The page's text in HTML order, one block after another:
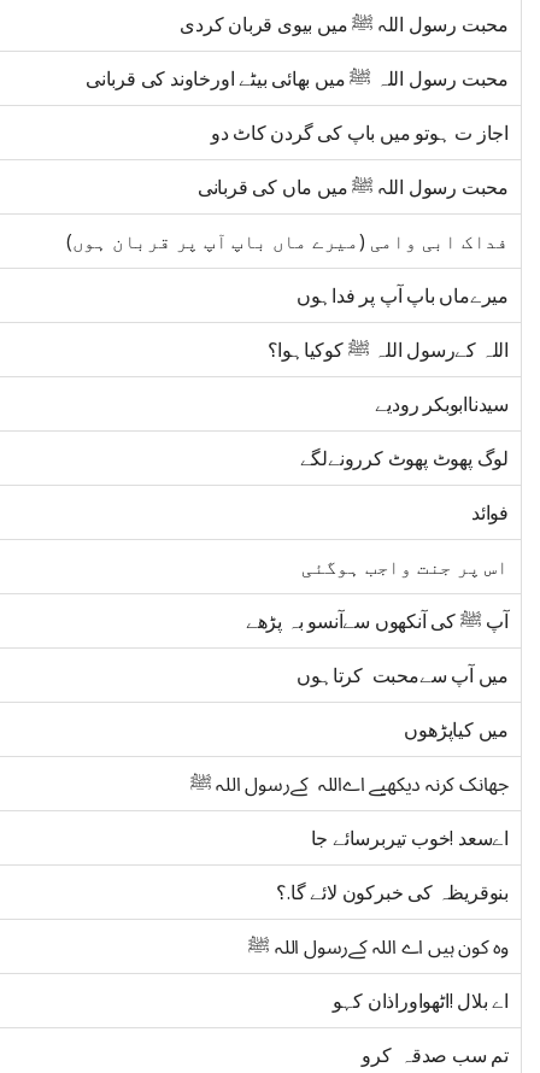
محبت رسول اللہ ﷺ میں بیوی قربان کردی
محبت رسول اللہ ﷺ میں بھائی بیٹے اورخاوند کی قربانی
اجاز ت ہوتو میں باپ کی گردن کاٹ دو
محبت رسول اللہ ﷺ میں ماں کی قربانی
فداک ابی وامی (میرے ماں باپ آپ پر قربان ہوں)
میرےماں باپ آپ پر فداہوں
اللہ کےرسول اللہ ﷺ کوکیاہوا؟
سیدناابوبکر رودیے
لوگ پھوٹ پھوٹ کررونےلگے
فوائد
اس پر جنت واجب ہوگئی
آپ ﷺ کی آنکھوں سےآنسو بہ پڑھے
میں آپ سےمحبت کرتاہوں
میں کیاپڑھوں
جھانک کرنہ دیکھیے اےاللہ کےرسول اللہ ﷺ
اےسعد !خوب تیربرسائے جا
بنوقریظہ کی خبرکون لائے گا.؟
وہ کون ہیں اے اللہ کےرسول اللہ ﷺ
اے بلال !اٹھواوراذان کہو
تم سب صدقہ کرو